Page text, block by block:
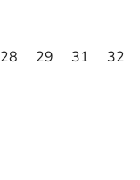
28 29 31 32